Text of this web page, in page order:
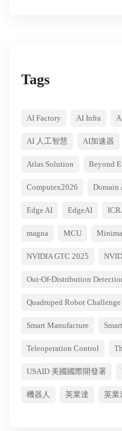
Tags
AI Factory AI Infra
AI 人工智慧 AI加速器
Atlas Solution Beyond
Computex2026 Domain
Edge AI EdgeAI
magna MCU
NVIDIA GTC 2025
Out-Of-Distribution
Quadruped Robot Challenge
Smart Manufacture
Teleoperation Control
USAID 美國國際開發署
機器人 英業達 英業